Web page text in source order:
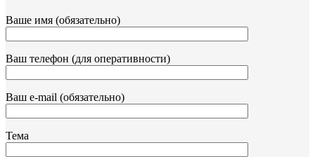
Ваше имя (обязательно)
Ваш телефон (для оперативности)
Ваш e-mail (обязательно)
Тема